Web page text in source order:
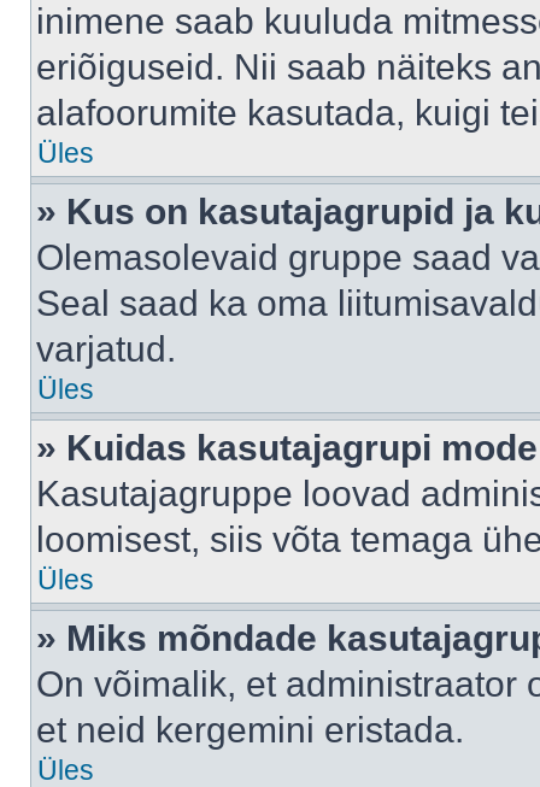
inimene saab kuuluda
eriõiguseid. Nii saab näiteks
alafoorumite kasutada, kuigi
Üles
» Kus on kasutajagrupid ja
Olemasolevaid gruppe saad
Seal saad ka oma
varjatud.
Üles
» Kuidas kasutajagrupi
Kasutajagruppe loovad
loomisest, siis võta temaga
Üles
» Miks mõndade
On võimalik, et administraator
et neid kergemini eristada.
Üles